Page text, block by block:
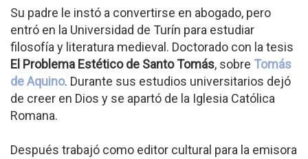
Su padre le instó a convertirse en abogado, pero
entró en la Universidad de Turín para estudiar
filosofía y literatura medieval. Doctorado con la tesis
El Problema Estético de Santo Tomás, sobre Tomás
de Aquino. Durante sus estudios universitarios dejó
de creer en Dios y se apartó de la Iglesia Católica
Romana.
Después trabajó como editor cultural para la emisora